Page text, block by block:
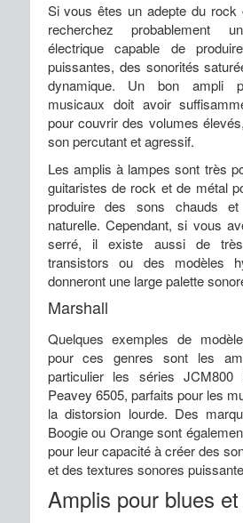
Si vous êtes un adepte du rock
recherchez probablement
électrique capable de
puissantes, des sonorités
dynamique. Un bon ampli
musicaux doit avoir
pour couvrir des volumes
son percutant et agressif.
Les amplis à lampes sont très
guitaristes de rock et de métal
produire des sons chauds
naturelle. Cependant, si vous
serré, il existe aussi de
transistors ou des modèles
donneront une large palette
Marshall
Quelques exemples de
pour ces genres sont les
particulier les séries
Peavey 6505, parfaits pour les
la distorsion lourde. Des
Boogie ou Orange sont
pour leur capacité à créer des
et des textures sonores
Amplis pour blues